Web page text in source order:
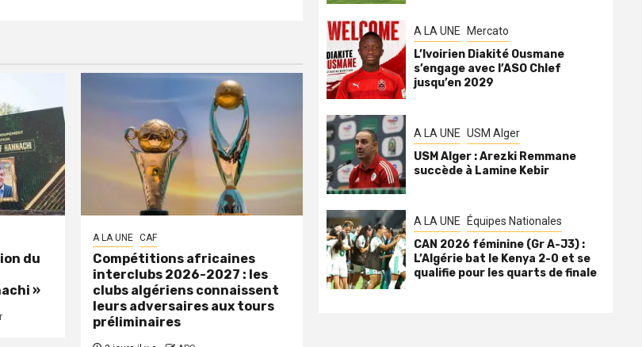
du
»
A LA UNE CAF
Compétitions africaines
interclubs 2026-2027 : les
clubs algériens connaissent
leurs adversaires aux tours
préliminaires
A LA UNE Mercato
L’Ivoirien Diakité Ousmane
s’engage avec l’ASO Chlef
jusqu’en 2029
A LA UNE USM Alger
USM Alger : Arezki Remmane
succède à Lamine Kebir
A LA UNE Équipes Nationales
CAN 2026 féminine (Gr A-J3) :
L’Algérie bat le Kenya 2-0 et se
qualifie pour les quarts de finale